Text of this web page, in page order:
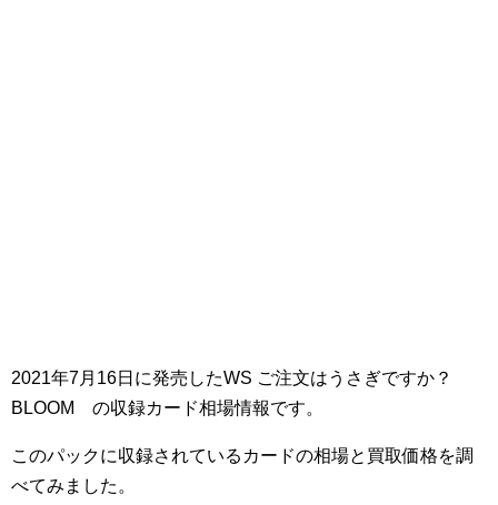
2021年7月16日に発売したWS ご注文はうさぎですか？
BLOOM の収録カード相場情報です。
このパックに収録されているカードの相場と買取価格を調
べてみました。